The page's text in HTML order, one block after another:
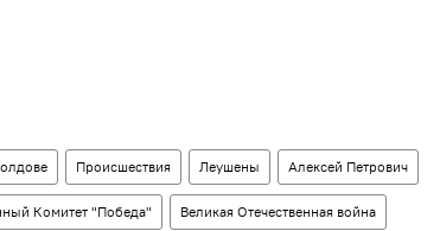
Происшествия Леушены Алексей Петрович
Комитет "Победа" Великая Отечественная война